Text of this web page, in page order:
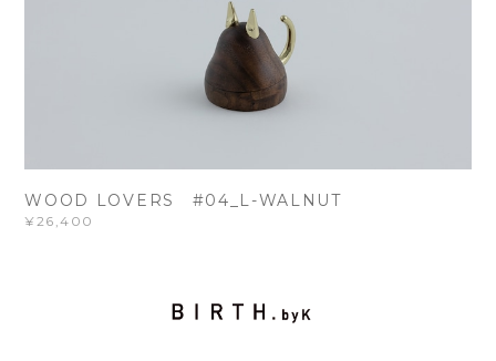
WOOD LOVERS #04_L-WALNUT
¥26,400